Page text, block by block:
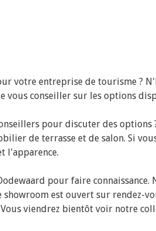
votre entreprise de tourisme ?
conseiller sur les options
pour discuter des
de terrasse et de salon. Si
l'apparence.
pour faire
est ouvert sur rendez-
viendrez bientôt voir notre